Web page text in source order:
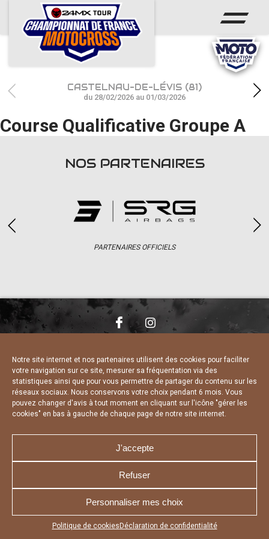
Notre site internet et nos partenaires utilisent des cookies pour faciliter
votre navigation sur ce site, mesurer sa fréquentation via des
statistiques ainsi que pour vous permettre de partager du contenu sur les
réseaux sociaux. Nous conservons votre choix pendant 6 mois. Vous
pouvez changer d'avis à tout moment en cliquant sur l'icône "gérer les
cookies" en bas à gauche de chaque page de notre site internet.
J'accepte
Refuser
Personnaliser mes choix
Politique de cookies Déclaration de confidentialité
Appuyez sur le bouton partager en bas de votre
ACCUEIL
ACTUS
CALENDRIER
RÉSULTATS
PHOTOS / WEB TV
CASTELNAU-DE-LÉVIS (81)
du 28/02/2026 au 01/03/2026
Course Qualificative Groupe A
NOS PARTENAIRES
PARTENAIRES OFFICIELS
CHARTE DE CONFIDENTIALITÉ
DÉCLARATION DE CONFIDENTIALITÉ
POLITIQUE D’UTILISATION DES COOKIES
RÉALISÉ PAR L’AGENCE WEB A3 WEB